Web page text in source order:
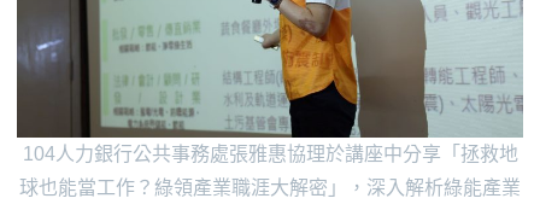
104人力銀行公共事務處張雅惠協理於講座中分享「拯救地
球也能當工作？綠領產業職涯大解密」，深入解析綠能產業